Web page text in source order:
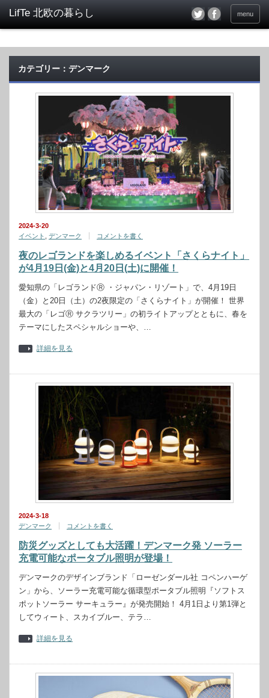
menu
カテゴリー：デンマーク
2024-3-20
イベント
デンマーク コメントを書く
夜のレゴランドを楽しめるイベント「さくらナイト」
が4月19日(金)と4月20日(土)に開催！
愛知県の「レゴランドⓇ ・ジャパン・リゾート」で、4月19日
（金）と20日（土）の2夜限定の「さくらナイト」が開催！ 世界
最大の「レゴⓇ サクラツリー」の初ライトアップとともに、春を
テーマにしたスペシャルショーや、…
詳細を見る
2024-3-18
デンマーク
コメントを書く
防災グッズとしても大活躍！デンマーク発 ソーラー
充電可能なポータブル照明が登場！
デンマークのデザインブランド「ローゼンダール社 コペンハーゲ
ン」から、ソーラー充電可能な循環型ポータブル照明『ソフトス
ポットソーラー サーキュラー』が発売開始！ 4月1日より第1弾と
してウィート、スカイブルー、テラ…
詳細を見る